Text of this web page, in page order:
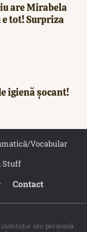
are Mirabela
tot! Surpriza
igienă șocant!
Vocabular
Stuff
Contact
sau persoană